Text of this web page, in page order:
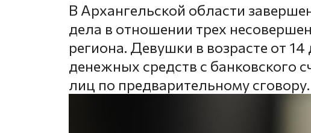
В Архангельской области
дела в отношении трех
региона. Девушки в возрасте от
денежных средств с банковского
лиц по предварительному сговору.